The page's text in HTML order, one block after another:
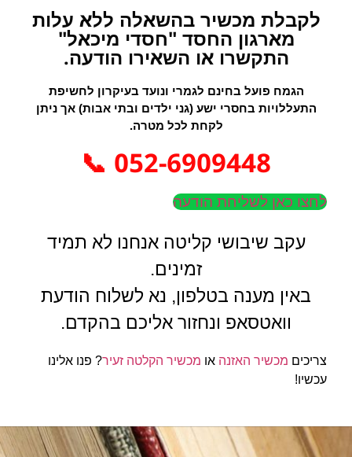
לקבלת מכשיר בהשאלה ללא עלות
מארגון החסד "חסדי מיכאל"
התקשרו או השאירו הודעה.
הגמח פועל בחינם לגמרי ונועד בעיקרון לחשיפת
התעללויות בחסרי ישע (גני ילדים ובתי אבות) אך ניתן
לקחת לכל מטרה.
052-6909448 📞
לחצו כאן לשליחת הודעה
עקב שיבושי קליטה אנחנו לא תמיד
זמינים.
באין מענה בטלפון, נא לשלוח הודעת
וואטסאפ ונחזור אליכם בהקדם.
צריכים מכשיר האזנה או מכשיר הקלטה זעיר? פנו אלינו
עכשיו!